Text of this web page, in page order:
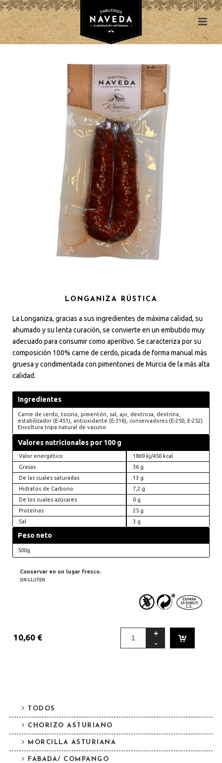
LONGANIZA RÚSTICA
La Longaniza, gracias a sus ingredientes de máxima calidad, su
ahumado y su lenta curación, se convierte en un embutido muy
adecuado para consumir como aperitivo. Se caracteriza por su
composición 100% carne de cerdo, picada de forma manual más
gruesa y condimentada con pimentones de Murcia de la más alta
calidad.
Ingredientes
Carne de cerdo, tocino, pimentón, sal, ajo, dextrosa, dextrina,
estabilizador (E-451), antioxidante (E-316), conservadores (E-250, E-252).
Envoltura tripa natural de vacuno.
Valores nutricionales por 100 g
Valor energético
1869 kj/450 kcal
Grasas
36 g
De las cuales saturadas
13 g
Hidratos de Carbono
7,2 g
De los cuales azúcares
0 g
Proteínas
25 g
Sal
3 g
Peso neto
500g
Conservar en un lugar fresco.
SIN GLUTEN
10,60 €
TODOS
CHORIZO ASTURIANO
MORCILLA ASTURIANA
FABADA/ COMPANGO